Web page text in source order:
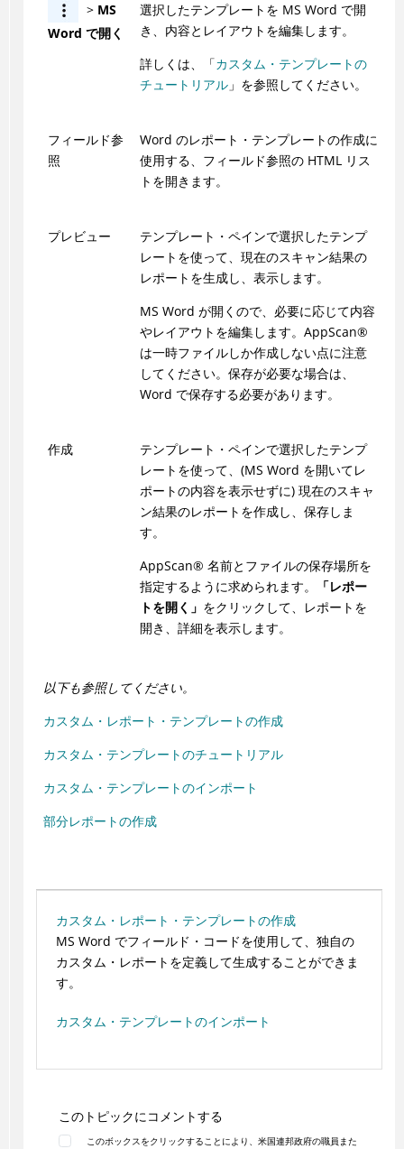
> MS
Word で開く
選択したテンプレートを MS Word で開
き、内容とレイアウトを編集します。
詳しくは、「カスタム・テンプレートの
チュートリアル」を参照してください。
フィールド参
照
Word のレポート・テンプレートの作成に
使用する、フィールド参照の HTML リス
トを開きます。
プレビュー
テンプレート・ペインで選択したテンプ
レートを使って、現在のスキャン結果の
レポートを生成し、表示します。
MS Word が開くので、必要に応じて内容
やレイアウトを編集します。 AppScan®
は一時ファイルしか作成しない点に注意
してください。保存が必要な場合は、
Word で保存する必要があります。
作成
テンプレート・ペインで選択したテンプ
レートを使って、(MS Word を開いてレ
ポートの内容を表示せずに) 現在のスキャ
ン結果のレポートを作成し、保存しま
す。
AppScan® 名前とファイルの保存場所を
指定するように求められます。
「レポー
トを開く」 をクリックして、レポートを
開き、詳細を表示します。
以下も参照してください。
カスタム・レポート・テンプレートの作成
カスタム・テンプレートのチュートリアル
カスタム・テンプレートのインポート
部分レポートの作成
カスタム・レポート・テンプレートの作成
MS Word でフィールド・コードを使用して、独自の
カスタム・レポートを定義して生成することができま
す。
カスタム・テンプレートのインポート
このトピックにコメントする
このボックスをクリックすることにより、米国連邦政府の職員また